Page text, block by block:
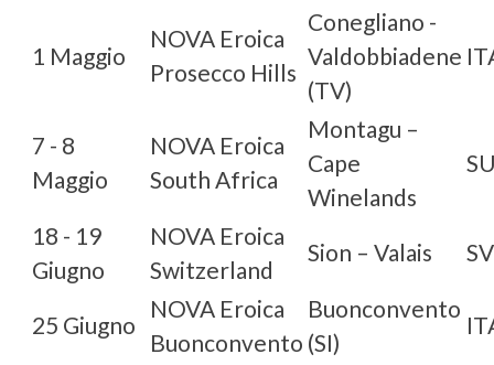
1 Maggio
NOVA Eroica
Prosecco Hills
Conegliano -
Valdobbiadene
(TV)
7 - 8
Maggio
NOVA Eroica
South Africa
Montagu –
Cape
Winelands
18 - 19
Giugno
NOVA Eroica
Switzerland
Sion – Valais
25 Giugno
NOVA Eroica
Buonconvento
Buonconvento
(SI)